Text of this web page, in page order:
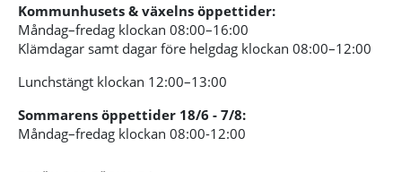
Kommunhusets & växelns öppettider:
Måndag–fredag klockan 08:00–16:00
Klämdagar samt dagar före helgdag klockan 08:00–12:00
Lunchstängt klockan 12:00–13:00
Sommarens öppettider 18/6 - 7/8:
Måndag–fredag klockan 08:00-12:00